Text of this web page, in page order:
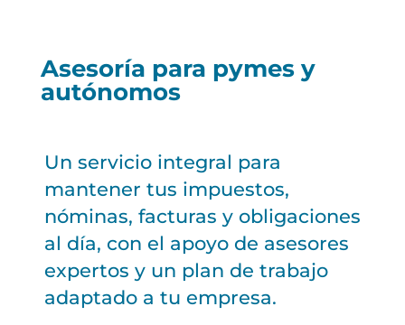
Asesoría para pymes y
autónomos
Un servicio integral para
mantener tus impuestos,
nóminas, facturas y obligaciones
al día, con el apoyo de asesores
expertos y un plan de trabajo
adaptado a tu empresa.